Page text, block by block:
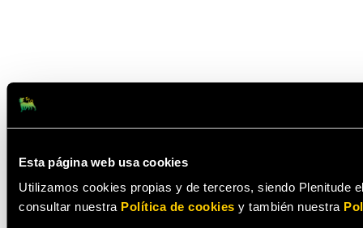
Esta página web usa cookies
Utilizamos cookies propias y de terceros, siendo Plenitude
consultar nuestra Política de cookies y también nuestra